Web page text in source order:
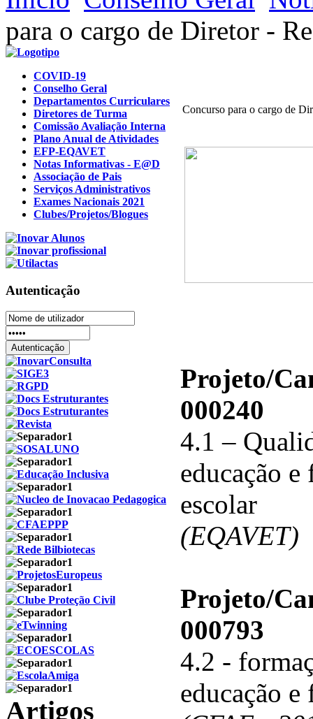
para o cargo de Diretor -
Concurso para o cargo de
Projeto/
000240
4.1 –
educação e
escolar
(EQAVET)
Projeto/
000793
4.2 -
educação e
COVID-19
Conselho Geral
Departamentos Curriculares
Diretores de Turma
Comissão Avaliação Interna
Plano Anual de Atividades
EFP-EQAVET
Notas Informativas - E@D
Associação de Pais
Serviços Administrativos
Exames Nacionais 2021
Clubes/Projetos/Blogues
Autenticação
Artigos